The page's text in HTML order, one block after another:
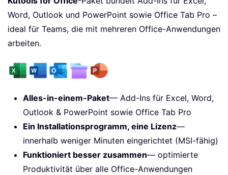
Word, Outlook und PowerPoint sowie Office Tab Pro –
ideal für Teams, die mit mehreren Office-Anwendungen
arbeiten.
Alles-in-einem-Paket— Add-Ins für Excel, Word,
Outlook & PowerPoint sowie Office Tab Pro
Ein Installationsprogramm, eine Lizenz—
innerhalb weniger Minuten eingerichtet (MSI-fähig)
Funktioniert besser zusammen— optimierte
Produktivität über alle Office-Anwendungen